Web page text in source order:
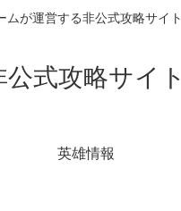
ムが運営する非公式攻略サイト
式攻略サイト
英雄情報